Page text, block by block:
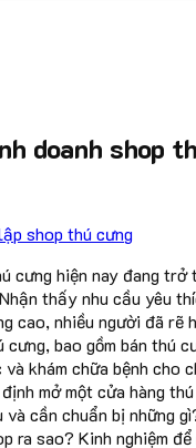
doanh shop
cưng hiện nay đang trở
thấy nhu cầu yêu
cao, nhiều người đã rẽ
cưng, bao gồm bán thú
khám chữa bệnh cho
mở một cửa hàng
cần chuẩn bị những
ra sao? Kinh nghiệm